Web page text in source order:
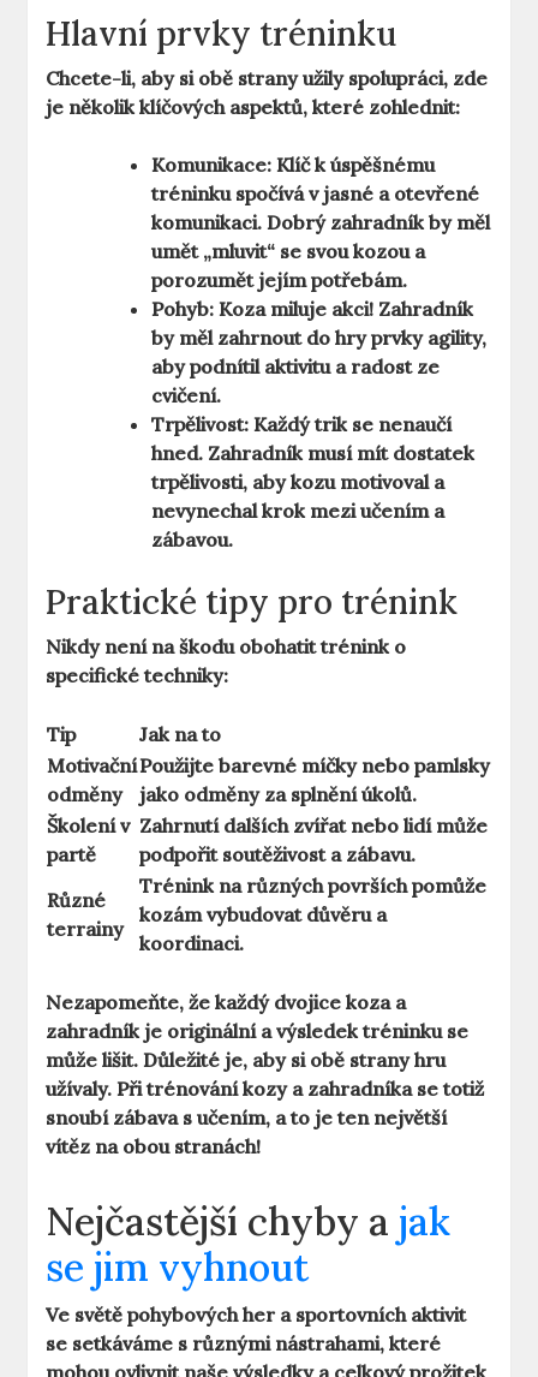
Hlavní prvky tréninku
Chcete-li, aby si obě strany užily spolupráci, zde
je několik klíčových aspektů, které zohlednit:
Komunikace: Klíč k úspěšnému
tréninku spočívá v jasné a otevřené
komunikaci. Dobrý zahradník by měl
umět „mluvit“ se svou kozou a
porozumět jejím potřebám.
Pohyb: Koza miluje akci! Zahradník
by měl zahrnout do hry prvky agility,
aby podnítil aktivitu a radost ze
cvičení.
Trpělivost: Každý trik se nenaučí
hned. Zahradník musí mít dostatek
trpělivosti, aby kozu motivoval a
nevynechal krok mezi učením a
zábavou.
Praktické tipy pro trénink
Nikdy není na škodu obohatit trénink o
specifické techniky:
Tip
Jak na to
Motivační
odměny
Použijte barevné míčky nebo pamlsky
jako odměny za splnění úkolů.
Školení v
partě
Zahrnutí dalších zvířat nebo lidí může
podpořit soutěživost a zábavu.
Různé
terrainy
Trénink na různých površích pomůže
kozám vybudovat důvěru a
koordinaci.
Nezapomeňte, že každý dvojice koza a
zahradník je originální a výsledek tréninku se
může lišit. Důležité je, aby si obě strany hru
užívaly. Při trénování kozy a zahradníka se totiž
snoubí zábava s učením, a to je ten největší
vítěz na obou stranách!
Nejčastější chyby a jak
se jim vyhnout
Ve světě pohybových her a sportovních aktivit
se setkáváme s různými nástrahami, které